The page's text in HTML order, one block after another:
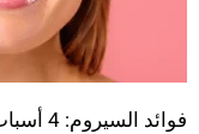
فوائد السيروم: 4 أسباب تجعل بشرتك تشع جمالاً